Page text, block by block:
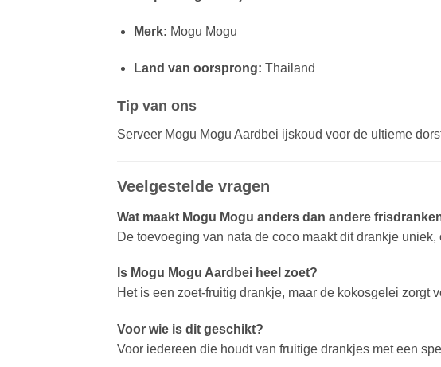
Merk: Mogu Mogu
Land van oorsprong: Thailand
Tip van ons
Serveer Mogu Mogu Aardbei ijskoud voor de ultieme
Veelgestelde vragen
Wat maakt Mogu Mogu anders dan andere
De toevoeging van nata de coco maakt dit drankje
Is Mogu Mogu Aardbei heel zoet?
Het is een zoet-fruitig drankje, maar de kokosgelei zorgt
Voor wie is dit geschikt?
Voor iedereen die houdt van fruitige drankjes met een